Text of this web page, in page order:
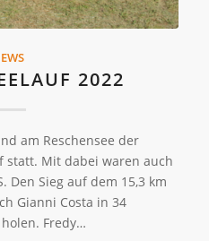
2022
am Reschensee der
statt. Mit dabei waren auch
Den Sieg auf dem 15,3 km
Gianni Costa in 34
Fredy…